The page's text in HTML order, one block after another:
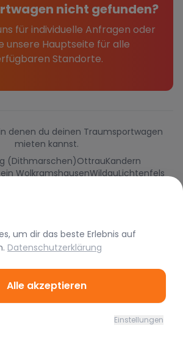
nicht gefunden?
für individuelle Anfragen oder
unsere Hauptseite für alle
Standorte.
denen du deinen Traumsportwagen
mieten kannst.
(Dithmarschen)OttrauKandern
WolkramshausenWildauLichtenfels
um dir das beste Erlebnis auf
Datenschutzerklärung
Alle akzeptieren
Einstellungen